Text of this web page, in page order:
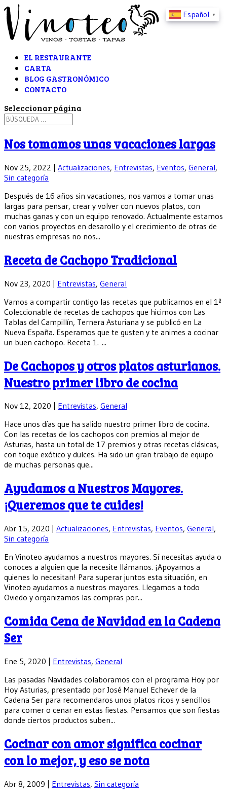
EL RESTAURANTE
CARTA
BLOG GASTRONÓMICO
CONTACTO
Seleccionar página
Nos tomamos unas vacaciones largas
Nov 25, 2022 | Actualizaciones, Entrevistas, Eventos, General,
Sin categoría
Después de 16 años sin vacaciones, nos vamos a tomar unas
largas para pensar, crear y volver con nuevos platos, con
muchas ganas y con un equipo renovado. Actualmente estamos
con varios proyectos en desarollo y el crecimiento de otras de
nuestras empresas no nos...
Receta de Cachopo Tradicional
Nov 23, 2020 | Entrevistas, General
Vamos a compartir contigo las recetas que publicamos en el 1º
Coleccionable de recetas de cachopos que hicimos con Las
Tablas del Campillín, Ternera Asturiana y se publicó en La
Nueva España. Esperamos que te gusten y te animes a cocinar
un buen cachopo. Receta 1. ...
De Cachopos y otros platos asturianos.
Nuestro primer libro de cocina
Nov 12, 2020 Entrevistas, General
Hace unos días que ha salido nuestro primer libro de cocina.
Con las recetas de los cachopos con premios al mejor de
Asturias, hasta un total de 17 premios y otras recetas clásicas,
con toque exótico y dulces. Ha sido un gran trabajo de equipo
de muchas personas que...
Ayudamos a Nuestros Mayores.
¡Queremos que te cuides!
Abr 15, 2020 Actualizaciones, Entrevistas, Eventos, General,
Sin categoría
En Vinoteo ayudamos a nuestros mayores. Sí necesitas ayuda o
conoces a alguien que la necesite llámanos. ¡Apoyamos a
quienes lo necesitan! Para superar juntos esta situación, en
Vinoteo ayudamos a nuestros mayores. Llegamos a todo
Oviedo y organizamos las compras por...
Comida Cena de Navidad en la Cadena
Ser
Ene 5, 2020 Entrevistas, General
Las pasadas Navidades colaboramos con el programa Hoy por
Hoy Asturias, presentado por José Manuel Echever de la
Cadena Ser para recomendaros unos platos ricos y sencillos
para comer o cenar en estas fiestas. Pensamos que son fiestas
donde ciertos productos suben...
Cocinar con amor significa cocinar
con lo mejor, y eso se nota
Abr 8, 2009 | Entrevistas, Sin categoría
Español ▼